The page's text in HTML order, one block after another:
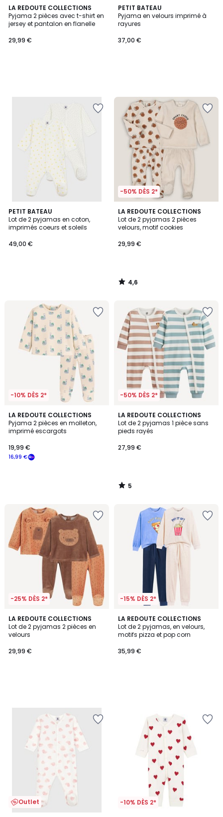
LA REDOUTE COLLECTIONS
Pyjama 2 pièces avec t-shirt en
jersey et pantalon en flanelle
29,99 €
PETIT BATEAU
Pyjama en velours imprimé à
rayures
37,00 €
PETIT BATEAU
Lot de 2 pyjamas en coton,
imprimés coeurs et soleils
49,00 €
-50% DÈS 2*
LA REDOUTE COLLECTIONS
Lot de 2 pyjamas 2 pièces
velours, motif cookies
29,99 €
4,6
/ 5
4,6
/
-10% DÈS 2*
LA REDOUTE COLLECTIONS
Pyjama 2 pièces en molleton,
imprimé escargots
16,99 €
19,99 €
-50% DÈS 2*
LA REDOUTE COLLECTIONS
Lot de 2 pyjamas 1 pièce sans
pieds rayés
27,99 €
5
/
5
5
/
-25% DÈS 2*
LA REDOUTE COLLECTIONS
Lot de 2 pyjamas 2 pièces en
velours
29,99 €
-15% DÈS 2*
LA REDOUTE COLLECTIONS
Lot de 2 pyjamas, en velours,
motifs pizza et pop corn
35,99 €
Outlet -10% DÈS 2*